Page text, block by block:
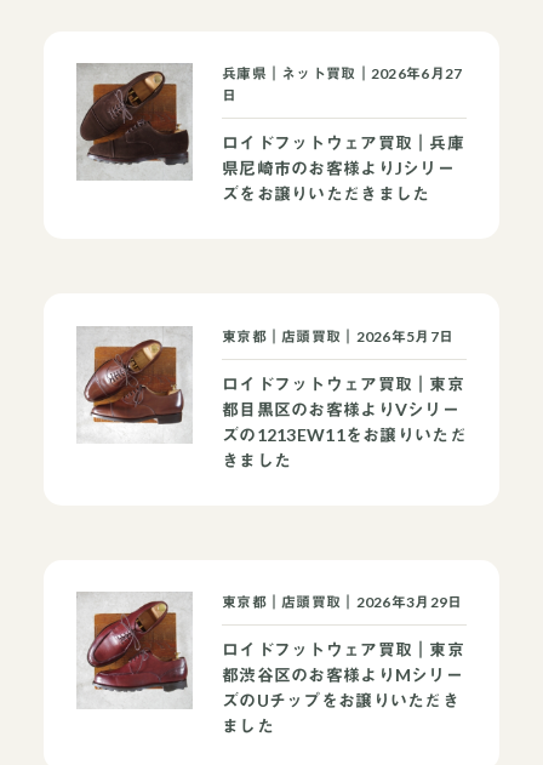
兵庫県｜ネット買取｜2026年6月27
日
ロイドフットウェア買取｜兵庫
県尼崎市のお客様よりJシリー
ズをお譲りいただきました
東京都｜店頭買取｜2026年5月7日
ロイドフットウェア買取｜東京
都目黒区のお客様よりVシリー
ズの1213EW11をお譲りいただ
きました
東京都｜店頭買取｜2026年3月29日
ロイドフットウェア買取｜東京
都渋谷区のお客様よりMシリー
ズのUチップをお譲りいただき
ました